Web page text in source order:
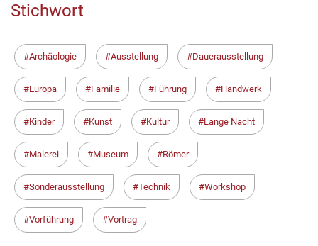
Stichwort
Archäologie Ausstellung Dauerausstellung
Europa Familie Führung Handwerk
Kinder Kunst Kultur Lange Nacht
Malerei Museum Römer
Sonderausstellung Technik Workshop
Vorführung Vortrag